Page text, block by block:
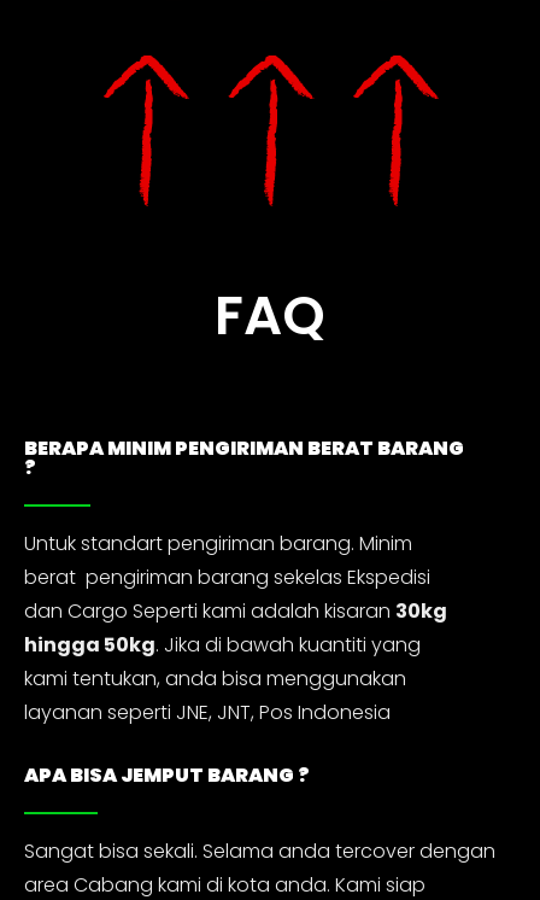
FAQ
BERAPA MINIM PENGIRIMAN BERAT BARANG
?
Untuk standart pengiriman barang. Minim
berat pengiriman barang sekelas Ekspedisi
dan Cargo Seperti kami adalah kisaran 30kg
hingga 50kg. Jika di bawah kuantiti yang
kami tentukan, anda bisa menggunakan
layanan seperti JNE, JNT, Pos Indonesia
APA BISA JEMPUT BARANG ?
Sangat bisa sekali. Selama anda tercover dengan
area Cabang kami di kota anda. Kami siap